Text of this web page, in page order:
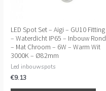
LED Spot Set – Aigi – GU10 Fitting
– Waterdicht IP65 – Inbouw Rond
– Mat Chroom – 6W – Warm Wit
3000K – Ø82mm
Led inbouwspots
€9.13